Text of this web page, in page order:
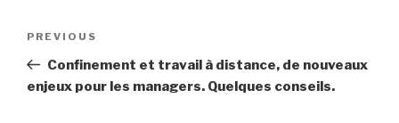
Previous
Post
PREVIOUS
Confinement et travail à distance, de nouveaux
enjeux pour les managers. Quelques conseils.